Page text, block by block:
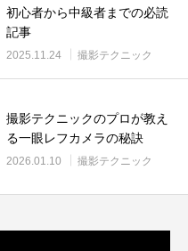
初心者から中級者までの必読
記事
2025.11.24 撮影テクニック
撮影テクニックのプロが教え
る一眼レフカメラの秘訣
2026.01.10 撮影テクニック